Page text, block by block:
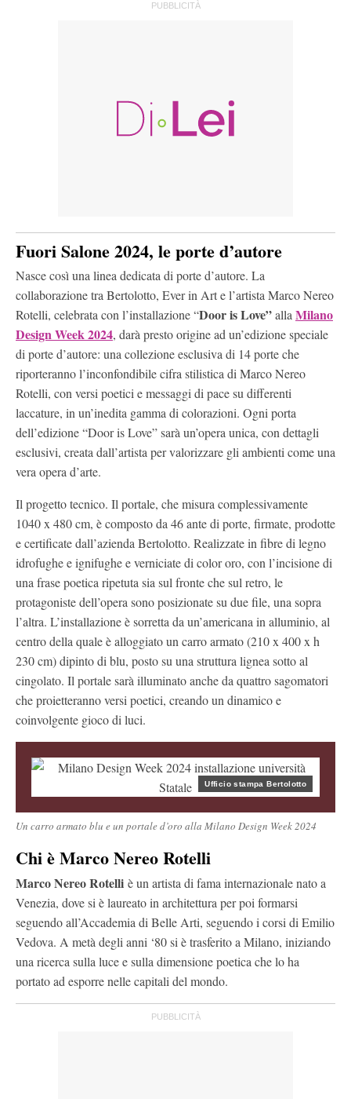
Fuori Salone 2024, le porte d’autore
Nasce così una linea dedicata di porte d’autore. La
collaborazione tra Bertolotto, Ever in Art e l’artista Marco Nereo
Rotelli, celebrata con l’installazione “Door is Love”allaMilano
Design Week 2024, darà presto origine ad un’edizione speciale
di porte d’autore: una collezione esclusiva di 14 porte che
riporteranno l’inconfondibile cifra stilistica di Marco Nereo
Rotelli, con versi poetici e messaggi di pace su differenti
laccature, in un’inedita gamma di colorazioni. Ogni porta
dell’edizione “Door is Love” sarà un’opera unica, con dettagli
esclusivi, creata dall’artista per valorizzare gli ambienti come una
vera opera d’arte.
Il progetto tecnico. Il portale, che misura complessivamente
1040 x 480 cm, è composto da 46 ante di porte, firmate, prodotte
e certificate dall’azienda Bertolotto. Realizzate in fibre di legno
idrofughe e ignifughe e verniciate di color oro, con l’incisione di
una frase poetica ripetuta sia sul fronte che sul retro, le
protagoniste dell’opera sono posizionate su due file, una sopra
l’altra. L’installazione è sorretta da un’americana in alluminio, al
centro della quale è alloggiato un carro armato (210 x 400 x h
230 cm) dipinto di blu, posto su una struttura lignea sotto al
cingolato. Il portale sarà illuminato anche da quattro sagomatori
che proietteranno versi poetici, creando un dinamico e
coinvolgente gioco di luci.
Ufficio stampa Bertolotto
Un carro armato blu e un portale d’oro alla Milano Design Week 2024
Chi èMarco Nereo Rotelli
Marco Nereo Rotelli è un artista di fama internazionale nato a
Venezia, dove si è laureato in architettura per poi formarsi
seguendo all’Accademia di Belle Arti, seguendo i corsi di Emilio
Vedova. A metà degli anni ‘80 si è trasferito a Milano, iniziando
una ricerca sulla luce e sulla dimensione poetica che lo ha
portato ad esporre nelle capitali del mondo.